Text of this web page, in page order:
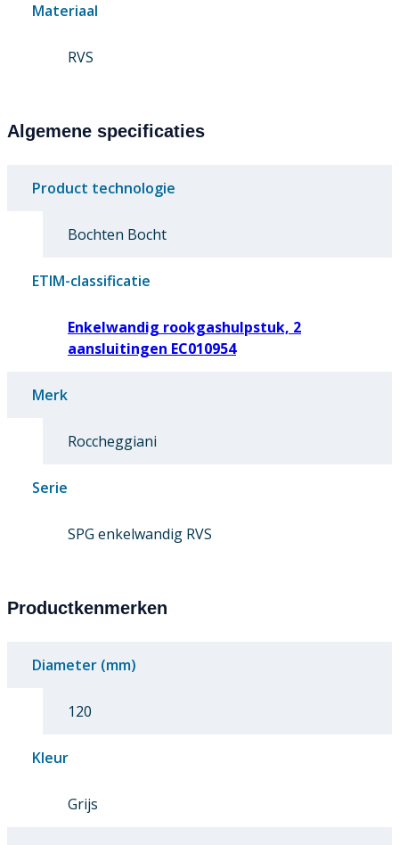
Materiaal
RVS
Algemene specificaties
Product technologie
Bochten Bocht
ETIM-classificatie
Enkelwandig rookgashulpstuk, 2
aansluitingen EC010954
Merk
Roccheggiani
Serie
SPG enkelwandig RVS
Productkenmerken
Diameter (mm)
120
Kleur
Grijs